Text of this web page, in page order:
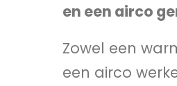
en een airco
Zowel een
een airco